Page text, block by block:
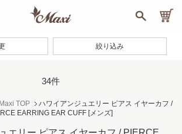
34件
TOP
ハワイアンジュエリー ピアス イヤーカフ /
EARRING EAR CUFF [メンズ]
絞り込み